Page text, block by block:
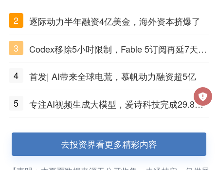
2
逐际动力半年融资4亿美金，海外资本挤爆了
3
Codex移除5小时限制，Fable 5订阅再延7天，
4
首发| AI带来全球电荒，慕帆动力融资超5亿
5
专注AI视频生成大模型，爱诗科技完成29.8亿
去投资界看更多精彩内容